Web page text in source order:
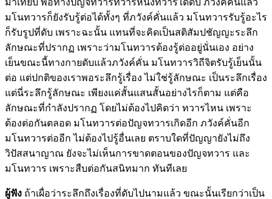
มโนทวารก็ยังรับรู้ต่อได้ทั้งๆ ที่ภวังค์คั่นแล้ว มโนทวารรับรู้อะไร
ก็รับรูปที่ดับ เพราะฉะนั้น แทนที่จะคิดเป็นสติสัมปชัญญะระลึก
ลักษณะที่ปรากฏ เพราะว่ามโนทวารต้องรู้ต่ออยู่นั่นเอง อย่าง
เย็นขณะนี้ทางกายดับแล้วภวังค์คั่น มโนทวารวิถีจิตรับรู้เย็นนั้น
ต่อ แต่ปกติของเราพอระลึกรู้เรื่อง ไม่ใช่รู้ลักษณะ เป็นระลึกเรื่อง
แต่นี่ระลึกรู้ลักษณะ เพียงแค่สั้นแสนสั้นอย่างไรก็ตาม แต่คือ
ลักษณะที่กำลังปรากฏ โดยไม่ต้องไปคิดว่า ทวารไหน เพราะ
ต้องต่อกันตลอด มโนทวารต่อปัญจทวารเกิดอีก ภวังค์คั่นอีก
มโนทวารต่ออีก ไม่ต้องไปรู้อื่นเลย ตราบใดที่ปัญญายังไม่ถึง
วิปัสสนาญาณ ยังจะไม่เห็นการขาดตอนของปัญจทวาร และ
มโนทวาร เพราะสืบต่อกันสนิทมาก ทันทีเลย
ผู้ฟัง ถ้าเผื่อว่าระลึกถึงเรื่องที่ดับไปนามแล้ว ขณะนั้นเรียกว่าเป็น